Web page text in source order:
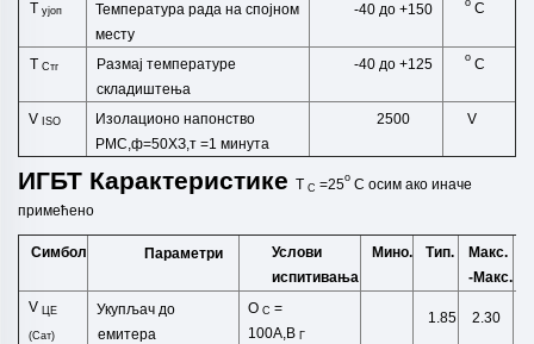
T ујоп
Температура рада на спојном
месту
-40 до +150 C
T Стг
Размај температуре
складиштења
-40 до +125 o C
V ISO
Изолационо напонство
РМС,ф=50ХЗ,т=1 минута
2500 V
ИГБТ Карактеристике T C =25o C осим ако иначе
примећено
Симбол Параметри
Услови
испитивања
Мино. Тип.
Макс.
-Макс.
V ЦЕ
(Сат)
Укупљач до
емитера
OC=
100А,ВГ
1.85 2.30